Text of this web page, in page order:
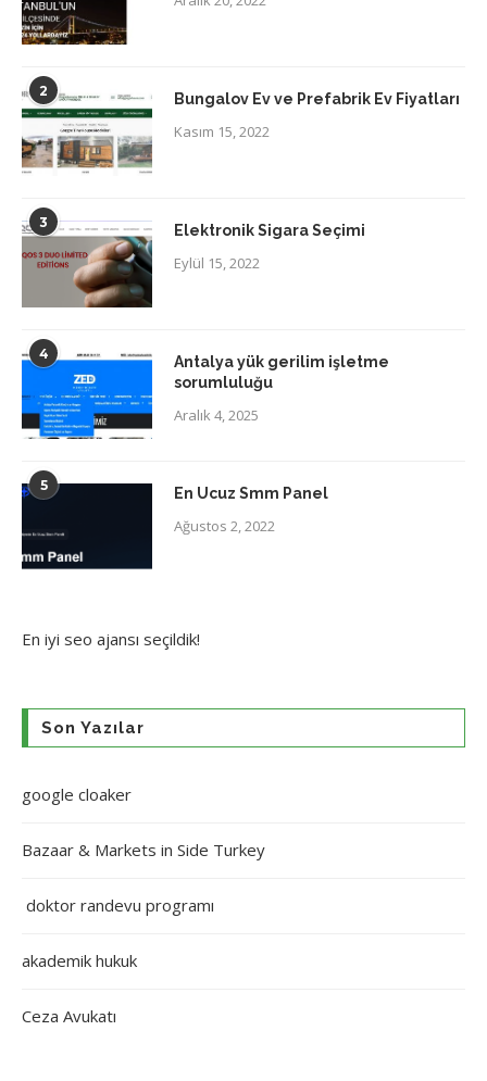
2 Bungalov Ev ve Prefabrik Ev Fiyatları
Kasım 15, 2022
3 Elektronik Sigara Seçimi
Eylül 15, 2022
4
Antalya yük gerilim işletme
sorumluluğu
Aralık 4, 2025
5 En Ucuz Smm Panel
Ağustos 2, 2022
En iyi seo ajansı seçildik!
Son Yazılar
google cloaker
Bazaar & Markets in Side Turkey
doktor randevu programı
akademik hukuk
Ceza Avukatı